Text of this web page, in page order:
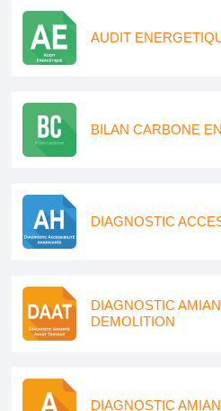
AUDIT
BILAN CARBONE
DIAGNOSTIC
DIAGNOSTIC
DEMOLITION
DIAGNOSTIC